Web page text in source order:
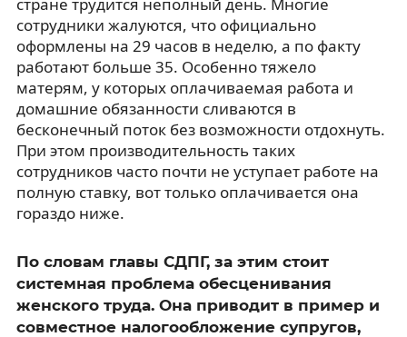
сотрудники жалуются, что официально
оформлены на 29 часов в неделю, а по факту
работают больше 35. Особенно тяжело
матерям, у которых оплачиваемая работа и
домашние обязанности сливаются в
бесконечный поток без возможности отдохнуть.
При этом производительность таких
сотрудников часто почти не уступает работе на
полную ставку, вот только оплачивается она
гораздо ниже.
По словам главы СДПГ, за этим стоит
системная проблема обесценивания
женского труда. Она приводит в пример и
совместное налогообложение супругов,